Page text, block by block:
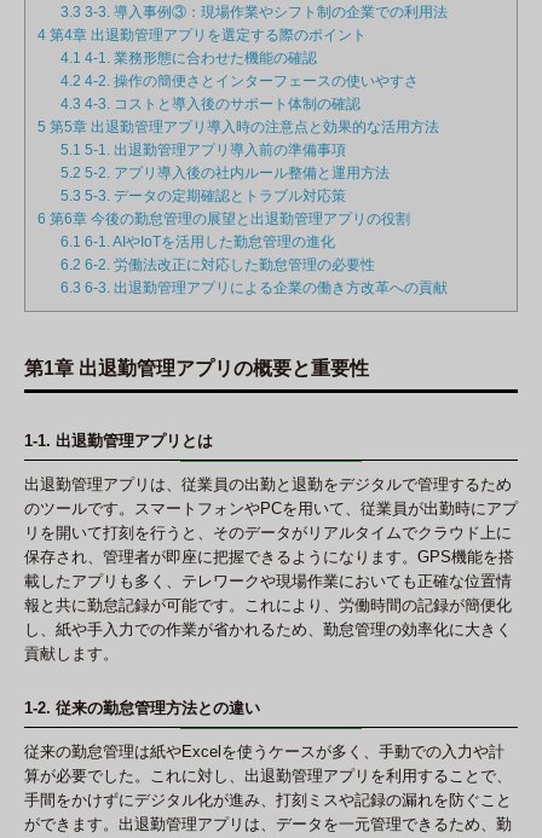
3.3 3-3. 導入事例③：現場作業やシフト制の企業での利用法
4 第4章 出退勤管理アプリを選定する際のポイント
4.1 4-1. 業務形態に合わせた機能の確認
4.2 4-2. 操作の簡便さとインターフェースの使いやすさ
4.3 4-3. コストと導入後のサポート体制の確認
5 第5章 出退勤管理アプリ導入時の注意点と効果的な活用方法
5.1 5-1. 出退勤管理アプリ導入前の準備事項
5.2 5-2. アプリ導入後の社内ルール整備と運用方法
5.3 5-3. データの定期確認とトラブル対応策
6 第6章 今後の勤怠管理の展望と出退勤管理アプリの役割
6.1 6-1. AIやIoTを活用した勤怠管理の進化
6.2 6-2. 労働法改正に対応した勤怠管理の必要性
6.3 6-3. 出退勤管理アプリによる企業の働き方改革への貢献
第1章 出退勤管理アプリの概要と重要性
1-1. 出退勤管理アプリとは
出退勤管理アプリは、従業員の出勤と退勤をデジタルで管理するため
のツールです。スマートフォンやPCを用いて、従業員が出勤時にアプ
リを開いて打刻を行うと、そのデータがリアルタイムでクラウド上に
保存され、管理者が即座に把握できるようになります。GPS機能を搭
載したアプリも多く、テレワークや現場作業においても正確な位置情
報と共に勤怠記録が可能です。これにより、労働時間の記録が簡便化
し、紙や手入力での作業が省かれるため、勤怠管理の効率化に大きく
貢献します。
1-2. 従来の勤怠管理方法との違い
従来の勤怠管理は紙やExcelを使うケースが多く、手動での入力や計
算が必要でした。これに対し、出退勤管理アプリを利用することで、
手間をかけずにデジタル化が進み、打刻ミスや記録の漏れを防ぐこと
ができます。出退勤管理アプリは、データを一元管理できるため、勤